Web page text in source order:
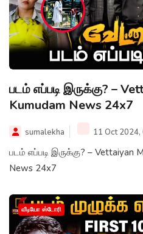
படம் எப்படி இருக்கு? –
Kumudam News 24x7
sumalekha 11 Oct 2024,
படம் எப்படி இருக்கு? – Vettaiyan
News 24x7
வீடியோ ஸ்டோரி